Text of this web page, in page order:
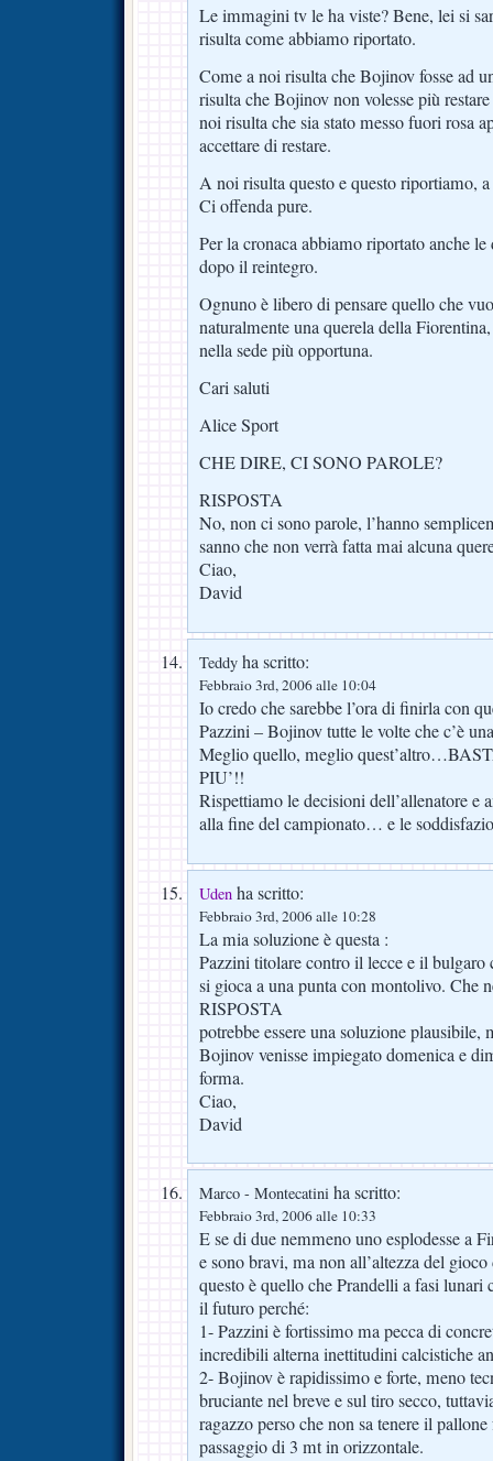
Le immagini tv le ha viste? Bene, lei si
risulta come abbiamo riportato.
Come a noi risulta che Bojinov fosse ad
risulta che Bojinov non volesse più
noi risulta che sia stato messo fuori rosa
accettare di restare.
A noi risulta questo e questo riportiamo,
Ci offenda pure.
Per la cronaca abbiamo riportato anche
dopo il reintegro.
Ognuno è libero di pensare quello che
naturalmente una querela della
nella sede più opportuna.
Cari saluti
Alice Sport
CHE DIRE, CI SONO PAROLE?
RISPOSTA
No, non ci sono parole, l’hanno
sanno che non verrà fatta mai alcuna
Ciao,
David
Teddy ha scritto:
Febbraio 3rd, 2006 alle 10:04
Io credo che sarebbe l’ora di finirla con
Pazzini – Bojinov tutte le volte che c’è
Meglio quello, meglio
PIU’!!
Rispettiamo le decisioni dell’allenatore e
alla fine del campionato… e le
Uden ha scritto:
Febbraio 3rd, 2006 alle 10:28
La mia soluzione è questa :
Pazzini titolare contro il lecce e il
si gioca a una punta con montolivo. Che
RISPOSTA
potrebbe essere una soluzione plausibile,
Bojinov venisse impiegato domenica e
forma.
Ciao,
David
Marco - Montecatini ha scritto:
Febbraio 3rd, 2006 alle 10:33
E se di due nemmeno uno esplodesse a
e sono bravi, ma non all’altezza del
questo è quello che Prandelli a fasi
il futuro perché:
1- Pazzini è fortissimo ma pecca di
incredibili alterna inettitudini calcistiche
2- Bojinov è rapidissimo e forte, meno
bruciante nel breve e sul tiro secco,
ragazzo perso che non sa tenere il
passaggio di 3 mt in orizzontale.